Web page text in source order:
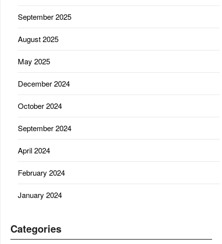
September 2025
August 2025
May 2025
December 2024
October 2024
September 2024
April 2024
February 2024
January 2024
Categories